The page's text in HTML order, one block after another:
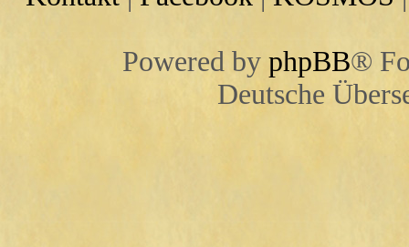
Powered by phpBB®
Deutsche